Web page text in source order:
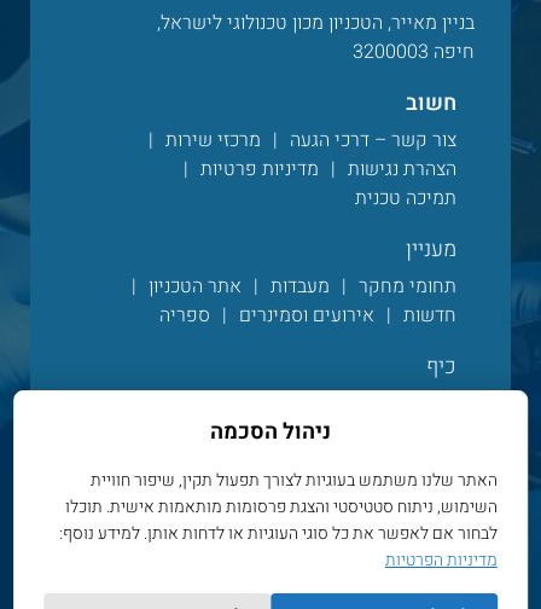
בניין מאייר, הטכניון מכון טכנולוגי לישראל,
חיפה 3200003
חשוב
צור קשר – דרכי הגעה
מרכזי שירות
הצהרת נגישות
מדיניות פרטיות
תמיכה טכנית
מעניין
תחומי מחקר מעבדות
אתר הטכניון
חדשות
אירועים וסמינרים ספריה
כיף
סרטונים
Powered by Web3D
© כל הזכויות שמורות לפקולטה להנדסת חשמל ומחשבים,
ניהול הסכמה
האתר שלנו משתמש בעוגיות לצורך תפעול תקין, שיפור חוויית
השימוש, ניתוח סטטיסטי והצגת פרסומות מותאמות אישית. תוכלו
לבחור אם לאפשר את כל סוגי העוגיות או לדחות אותן. למידע נוסף:
מדיניות הפרטיות